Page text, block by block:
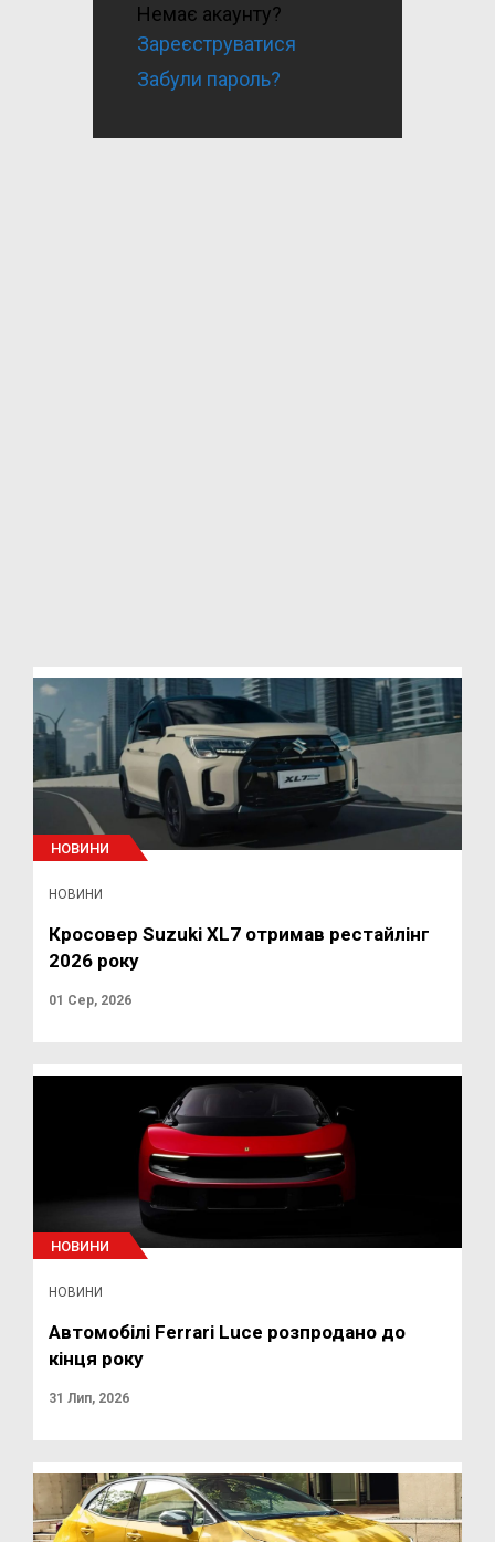
Немає акаунту?
Зареєструватися
Забули пароль?
НОВИНИ
НОВИНИ
Кросовер Suzuki XL7 отримав рестайлінг
2026 року
01 Сер, 2026
НОВИНИ
НОВИНИ
Автомобілі Ferrari Luce розпродано до
кінця року
31 Лип, 2026